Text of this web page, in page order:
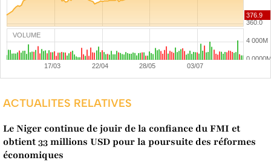
VOLUME
ACTUALITES RELATIVES
Le Niger continue de jouir de la confiance du FMI et
obtient 33 millions USD pour la poursuite des réformes
économiques